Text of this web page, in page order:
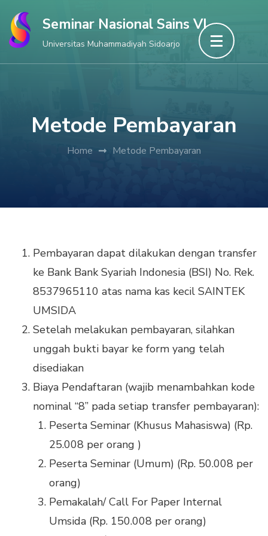
Skip
content
(Press
Seminar Nasional Sains VI
Universitas Muhammadiyah Sidoarjo
Metode Pembayaran
Home Metode Pembayaran
Pembayaran dapat dilakukan dengan transfer
ke Bank Bank Syariah Indonesia (BSI) No. Rek.
8537965110 atas nama kas kecil SAINTEK
UMSIDA
Setelah melakukan pembayaran, silahkan
unggah bukti bayar ke form yang telah
disediakan
Biaya Pendaftaran (wajib menambahkan kode
nominal “8” pada setiap transfer pembayaran):
Peserta Seminar (Khusus Mahasiswa) (Rp.
25.008 per orang )
Peserta Seminar (Umum) (Rp. 50.008 per
orang)
Pemakalah/ Call For Paper Internal
Umsida (Rp. 150.008 per orang)